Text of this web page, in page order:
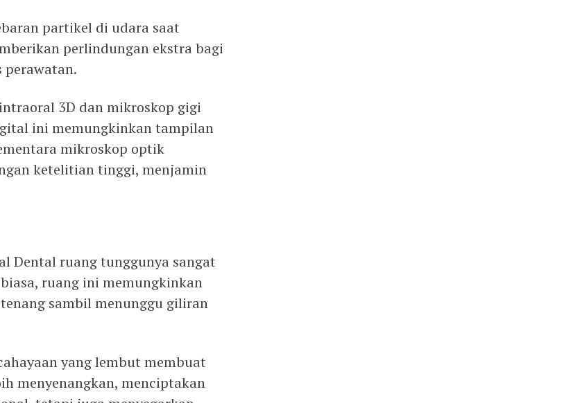
partikel di udara saat
perlindungan ekstra bagi
perawatan.
3D dan mikroskop gigi
ini memungkinkan tampilan
mikroskop optik
ketelitian tinggi, menjamin
Dental ruang tunggunya sangat
ruang ini memungkinkan
sambil menunggu giliran
yang lembut membuat
menyenangkan, menciptakan